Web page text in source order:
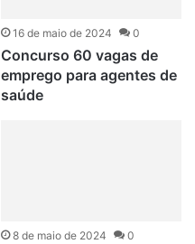
16 de maio de 2024 0
Concurso 60 vagas de
emprego para agentes de
saúde
8 de maio de 2024 0